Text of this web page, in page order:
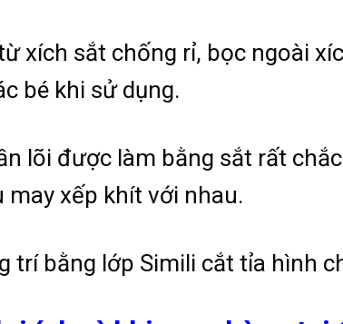
xích sắt chống rỉ, bọc ngoài
bé khi sử dụng.
lõi được làm bằng sắt rất
may xếp khít với nhau.
trí bằng lớp Simili cắt tỉa hình